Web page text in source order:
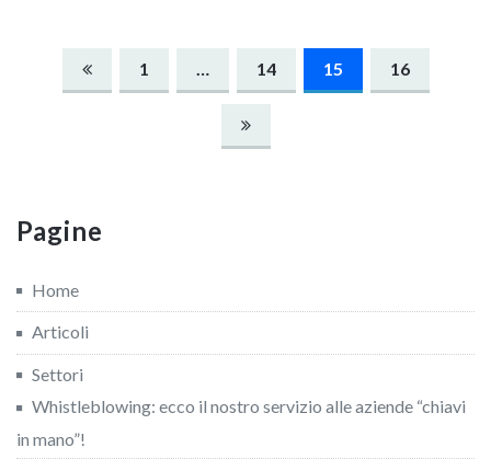
Navigazione
articoli
1 … 14 15 16
Pagine
Home
Articoli
Settori
Whistleblowing: ecco il nostro servizio alle aziende “chiavi
in mano”!